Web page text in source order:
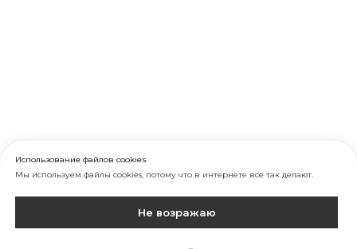
Использование файлов cookies
Мы используем файлы cookies, потому что в интернете все так делают.
Не возражаю